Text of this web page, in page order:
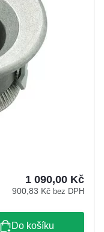
1 090,00 Kč
900,83 Kč bez DPH
Do košíku